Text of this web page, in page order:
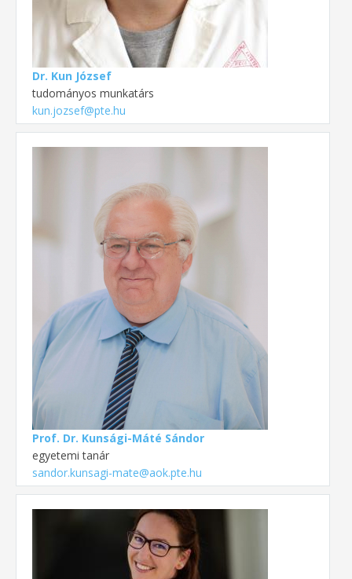
Dr. Kun József
tudományos munkatárs
kun.jozsef@pte.hu
Prof. Dr. Kunsági-Máté Sándor
egyetemi tanár
sandor.kunsagi-mate@aok.pte.hu